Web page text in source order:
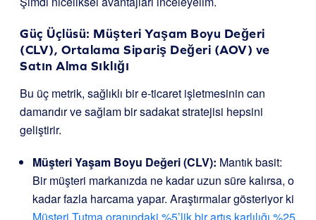
Güç Üçlüsü: Müşteri Yaşam Boyu Değeri
(CLV), Ortalama Sipariş Değeri (AOV) ve
Satın Alma Sıklığı
Bu üç metrik, sağlıklı bir e-ticaret işletmesinin can
damarıdır ve sağlam bir sadakat stratejisi hepsini
geliştirir.
Müşteri Yaşam Boyu Değeri (CLV): Mantık basit:
Bir müşteri markanızda ne kadar uzun süre kalırsa, o
kadar fazla harcama yapar. Araştırmalar gösteriyor ki